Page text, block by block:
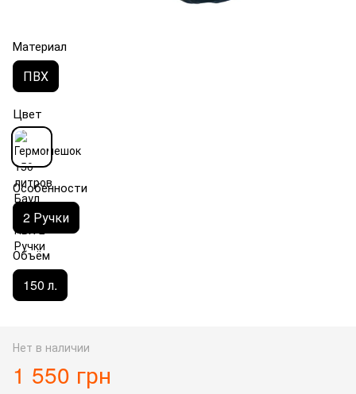
Материал
ПВХ
Цвет
Особенности
2 Ручки
Объём
150 л.
Нет в наличии
1 550 грн